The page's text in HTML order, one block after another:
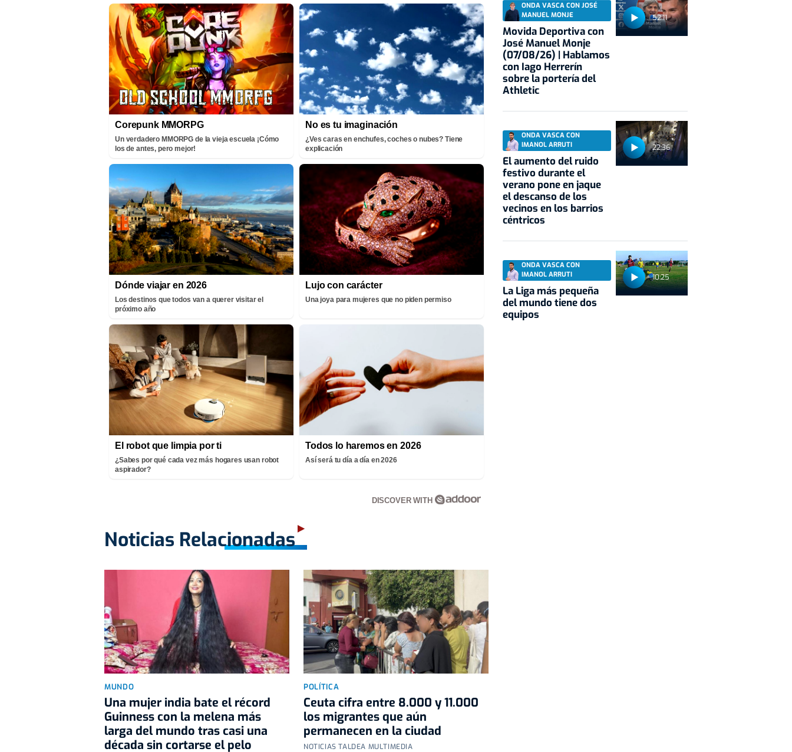
Corepunk MMORPG
Un verdadero MMORPG de la vieja escuela ¡Cómo
los de antes, pero mejor!
No es tu imaginación
¿Ves caras en enchufes, coches o nubes? Tiene
explicación
Dónde viajar en 2026
Los destinos que todos van a querer visitar el
próximo año
Lujo con carácter
Una joya para mujeres que no piden permiso
El robot que limpia por ti
¿Sabes por qué cada vez más hogares usan robot
aspirador?
Todos lo haremos en 2026
Así será tu día a día en 2026
DISCOVER WITH
Noticias Relacionadas
MUNDO
Una mujer india bate el récord
Guinness con la melena más
larga del mundo tras casi una
década sin cortarse el pelo
POLÍTICA
Ceuta cifra entre 8.000 y 11.000
los migrantes que aún
permanecen en la ciudad
NOTICIAS TALDEA MULTIMEDIA
52:11
ONDA VASCA CON JOSÉ
MANUEL MONJE
Movida Deportiva con
José Manuel Monje
(07/08/26) | Hablamos
con Iago Herrerín
sobre la portería del
Athletic
22:36
ONDA VASCA CON
IMANOL ARRUTI
El aumento del ruido
festivo durante el
verano pone en jaque
el descanso de los
vecinos en los barrios
céntricos
10:25
ONDA VASCA CON
IMANOL ARRUTI
La Liga más pequeña
del mundo tiene dos
equipos